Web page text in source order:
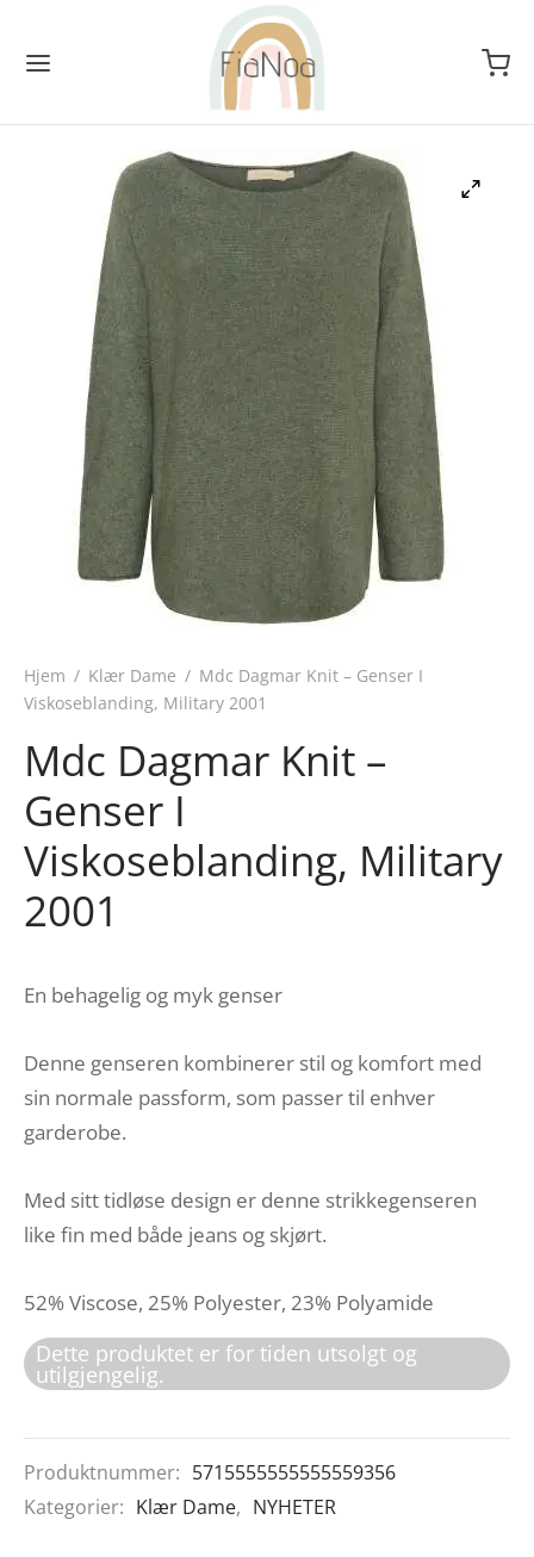
Hjem / Klær Dame / Mdc Dagmar Knit – Genser I
Viskoseblanding, Military 2001
Mdc Dagmar Knit –
Genser I
Viskoseblanding, Military
2001
En behagelig og myk genser
Denne genseren kombinerer stil og komfort med
sin normale passform, som passer til enhver
garderobe.
Med sitt tidløse design er denne strikkegenseren
like fin med både jeans og skjørt.
52% Viscose, 25% Polyester, 23% Polyamide
Dette produktet er for tiden utsolgt og
utilgjengelig.
Produktnummer: 5715555555555559356
Kategorier: Klær Dame, NYHETER